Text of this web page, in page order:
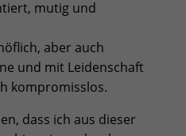
mutig und
aber auch
und mit Leidenschaft
kompromisslos.
dass ich aus dieser